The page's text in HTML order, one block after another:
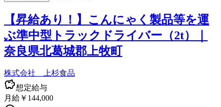
【昇給あり！】こんにゃく製品等を運
ぶ準中型トラックドライバー（2t）｜
奈良県北葛城郡上牧町
株式会社 上杉食品
想定給与
月給￥144,000